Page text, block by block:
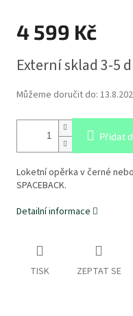
4 599 Kč
cena:
Externí sklad 3-5
Můžeme doručit do:
Přidat
Loketní opěrka v černé
SPACEBACK.
Detailní informace
TISK ZEPTAT SE